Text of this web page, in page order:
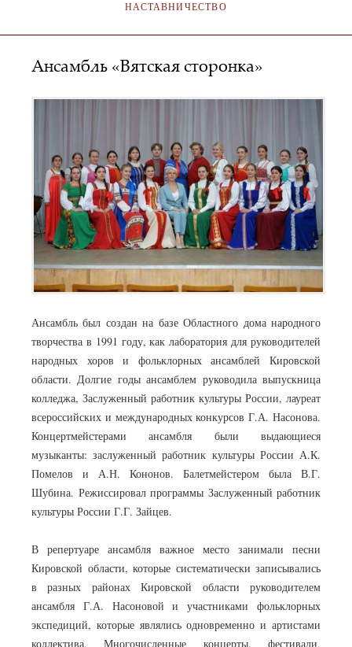
НАСТАВНИЧЕСТВО
Ансамбль «Вятская сторонка»
Ансамбль был создан на базе Областного дома народного
творчества в 1991 году, как лаборатория для руководителей
народных хоров и фольклорных ансамблей Кировской
области. Долгие годы ансамблем руководила выпускница
колледжа, Заслуженный работник культуры России, лауреат
всероссийских и международных конкурсов Г.А. Насонова.
Концертмейстерами ансамбля были выдающиеся
музыканты: заслуженный работник культуры России А.К.
Помелов и А.Н. Кононов. Балетмейстером была В.Г.
Шубина. Режиссировал программы Заслуженный работник
культуры России Г.Г. Зайцев.
В репертуаре ансамбля важное место занимали песни
Кировской области, которые систематически записывались
в разных районах Кировской области руководителем
ансамбля Г.А. Насоновой и участниками фольклорных
экспедиций, которые являлись одновременно и артистами
коллектива. Многочисленные концерты, фестивали,